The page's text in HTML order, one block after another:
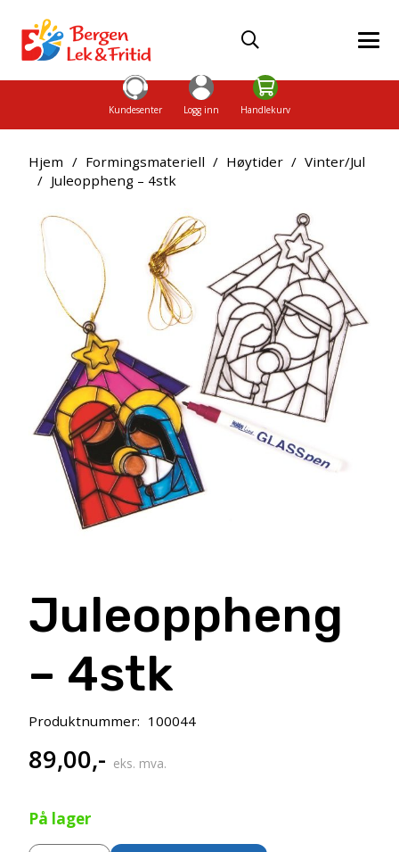
Kundesenter Logg inn Handlekurv
Hjem / Formingsmateriell / Høytider / Vinter/Jul
/ Juleoppheng – 4stk
Juleoppheng
– 4stk
Produktnummer: 100044
89,00,- eks. mva.
På lager